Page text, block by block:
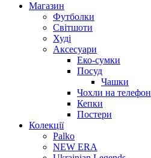
Магазин
Футболки
Світшоти
Худі
Аксесуари
Еко-сумки
Посуд
Чашки
Чохли на телефон
Кепки
Постери
Колекції
Palko
NEW ERA